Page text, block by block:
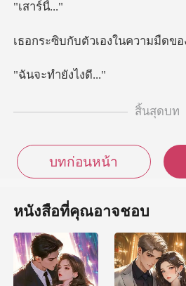
ร์นี
ตัวเองในความ
ทำยังไ
สิ้นสุดบท
บทก่อนหน้า
หนังสือที่คุณอาจชอบ